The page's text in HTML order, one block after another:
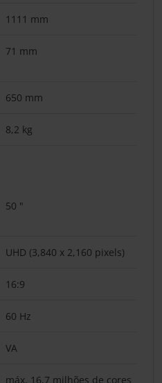
1111 mm
71 mm
650 mm
8,2 kg
50 "
UHD (3,840 x 2,160 pixels)
16:9
60 Hz
VA
máx. 16,7 milhões de cores